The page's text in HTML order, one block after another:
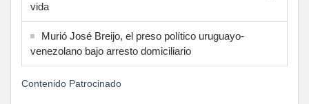
vida
Murió José Breijo, el preso político uruguayo-
venezolano bajo arresto domiciliario
Contenido Patrocinado